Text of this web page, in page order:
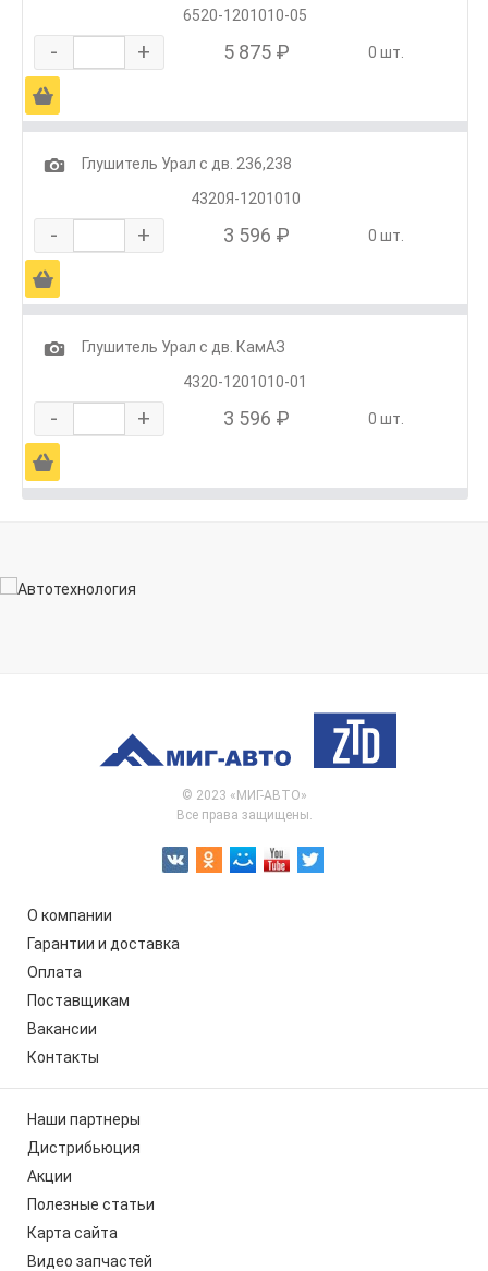
6520-1201010-05
- + 5 875 ₽ 0 шт.
Ä
1
Глушитель Урал с дв. 236,238
4320Я-1201010
- + 3 596 ₽ 0 шт.
Ä
1
Глушитель Урал с дв. КамАЗ
4320-1201010-01
- + 3 596 ₽ 0 шт.
Ä
© 2023 «МИГ-АВТО»
Все права защищены.
О компании
Гарантии и доставка
Оплата
Поставщикам
Вакансии
Контакты
Наши партнеры
Дистрибьюция
Акции
Полезные статьи
Карта сайта
Видео запчастей